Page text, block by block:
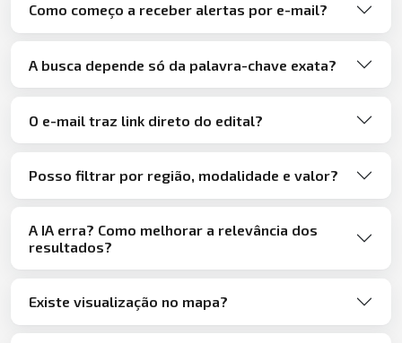
Como começo a receber alertas por e-mail?
A busca depende só da palavra-chave exata?
O e-mail traz link direto do edital?
Posso filtrar por região, modalidade e valor?
A IA erra? Como melhorar a relevância dos
resultados?
Existe visualização no mapa?